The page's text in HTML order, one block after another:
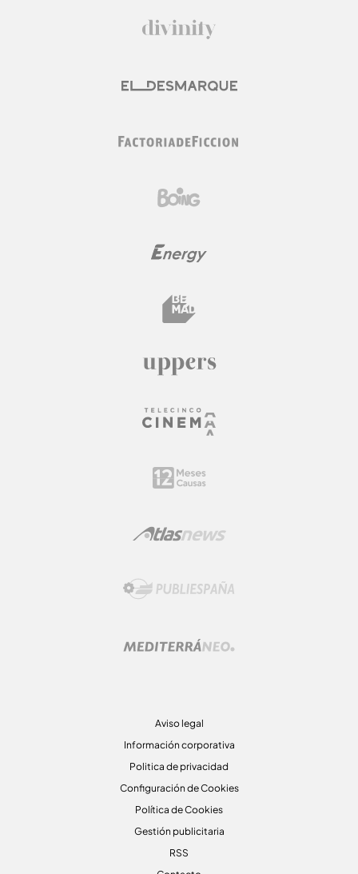
Aviso legal
Información corporativa
Politica de privacidad
Configuración de Cookies
Política de Cookies
Gestión publicitaria
RSS